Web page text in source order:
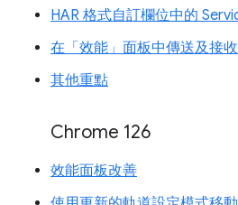
HAR 格式自訂欄位中的
在「效能」面板中傳送及接
其他重點
Chrome 126
效能面板改善